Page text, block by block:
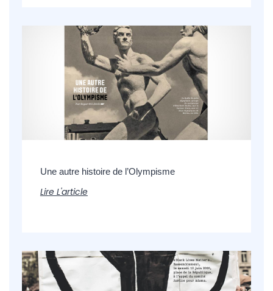
Une autre histoire de l’Olympisme
Lire L'article